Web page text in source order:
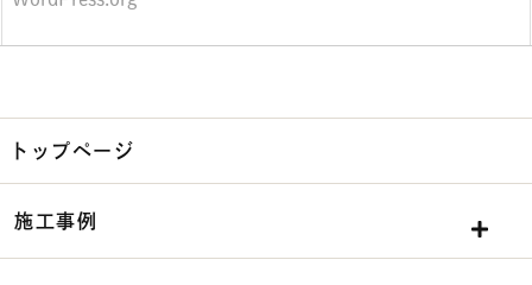
トップページ
施工事例